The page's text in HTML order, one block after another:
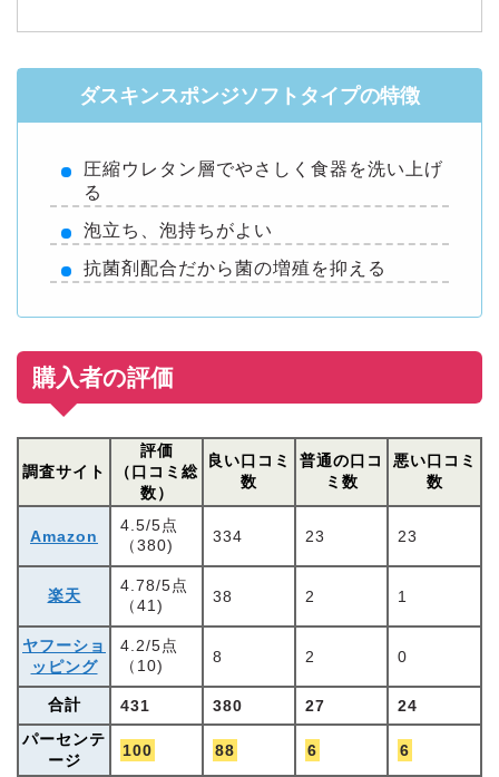
ダスキンスポンジソフトタイプの特徴
圧縮ウレタン層でやさしく食器を洗い上げ
る
泡立ち、泡持ちがよい
抗菌剤配合だから菌の増殖を抑える
購入者の評価
調査サイト
評価
（口コミ総
数）
良い口コミ
数
普通の口コ
ミ数
悪い口コミ
数
Amazon
4.5/5点
（380)
334 23 23
楽天
4.78/5点
（41)
38 2 1
ヤフーショ
ッピング
4.2/5点
（10)
8 2 0
合計 431 380 27
24
パーセンテ
ージ
100 88 6 6